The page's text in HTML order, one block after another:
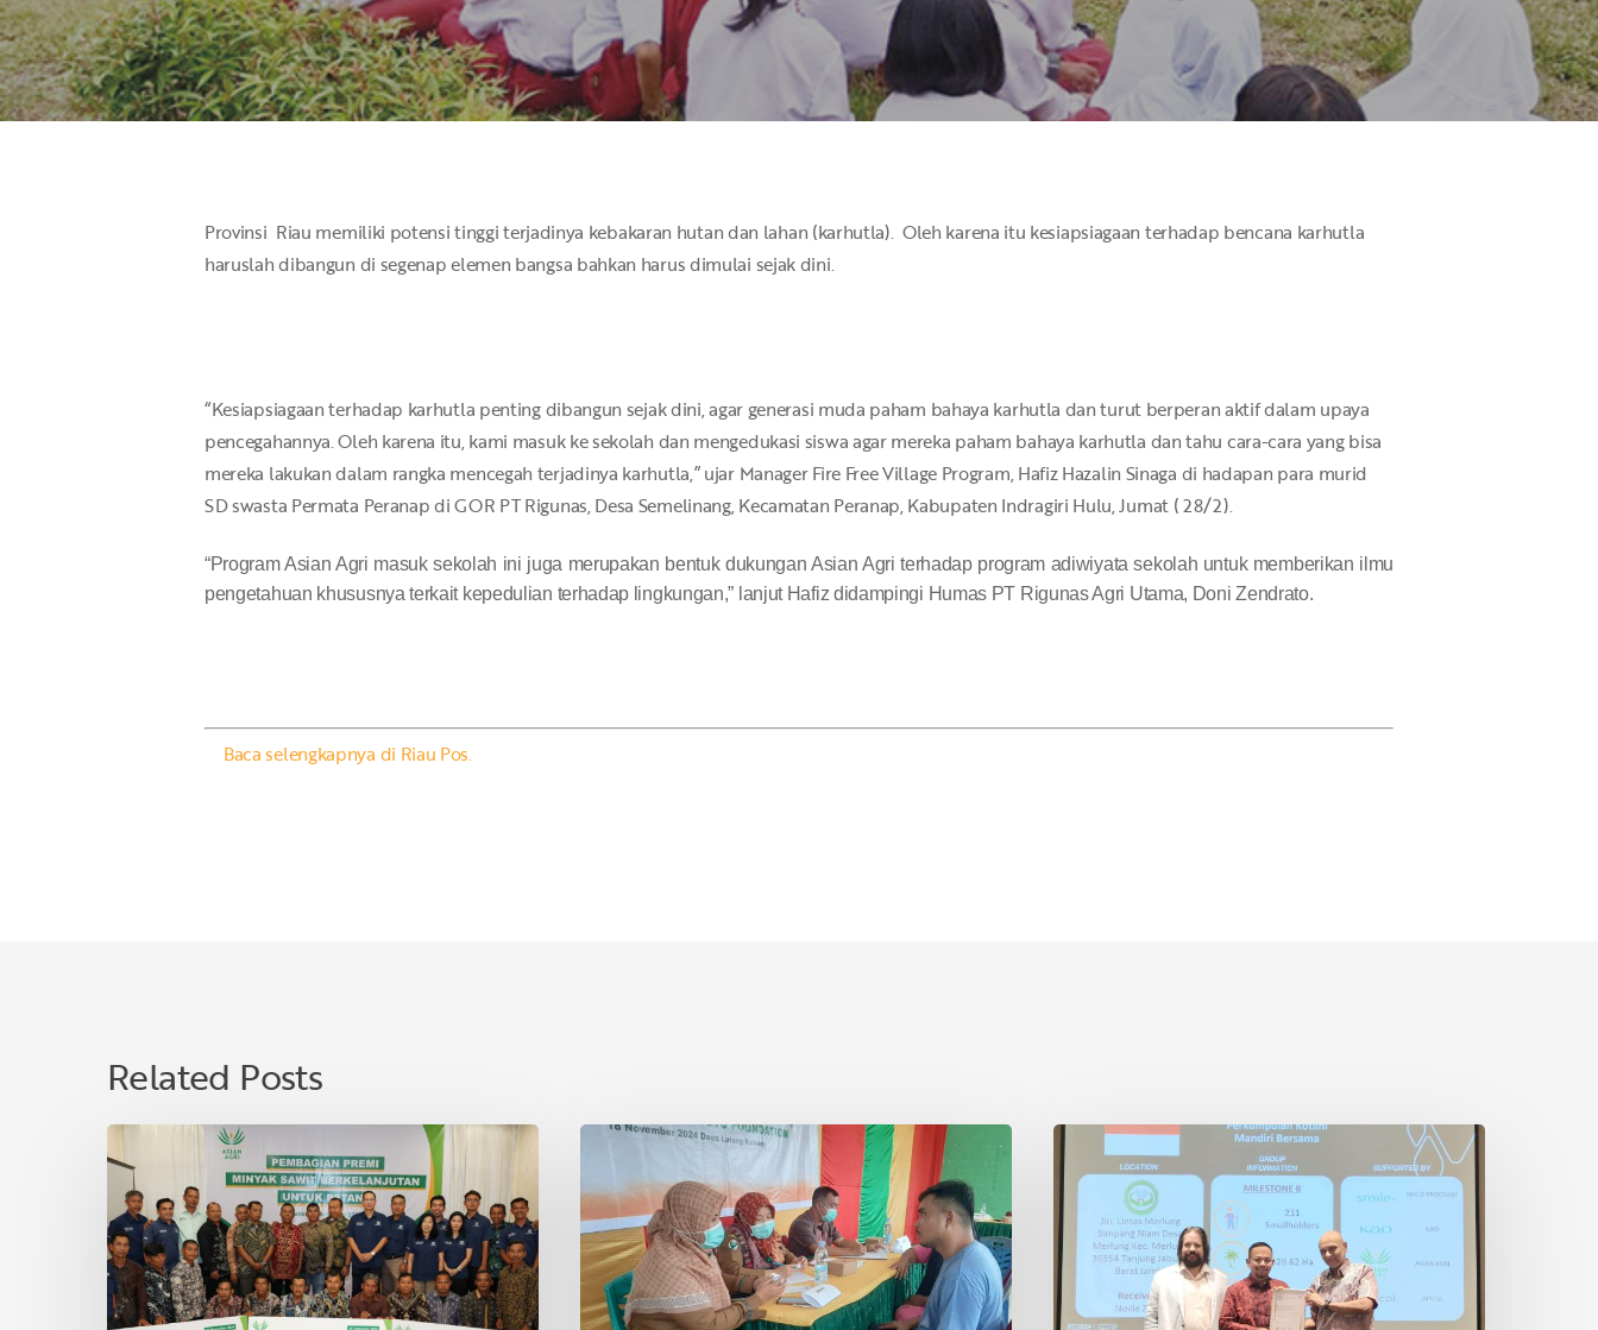
Hit enter to search or ESC to close
Provinsi Riau memiliki potensi tinggi terjadinya kebakaran hutan dan lahan (karhutla). Oleh karena itu kesiapsiagaan terhadap bencana karhutla
haruslah dibangun di segenap elemen bangsa bahkan harus dimulai sejak dini.
“Kesiapsiagaan terhadap karhutla penting dibangun sejak dini, agar generasi muda paham bahaya karhutla dan turut berperan aktif dalam upaya
pencegahannya. Oleh karena itu, kami masuk ke sekolah dan mengedukasi siswa agar mereka paham bahaya karhutla dan tahu cara-cara yang bisa
mereka lakukan dalam rangka mencegah terjadinya karhutla,” ujar Manager Fire Free Village Program, Hafiz Hazalin Sinaga di hadapan para murid
SD swasta Permata Peranap di GOR PT Rigunas, Desa Semelinang, Kecamatan Peranap, Kabupaten Indragiri Hulu, Jumat ( 28/2).
“Program Asian Agri masuk sekolah ini juga merupakan bentuk dukungan Asian Agri terhadap program adiwiyata sekolah untuk memberikan ilmu
pengetahuan khususnya terkait kepedulian terhadap lingkungan,” lanjut Hafiz didampingi Humas PT Rigunas Agri Utama, Doni Zendrato.
Baca selengkapnya di Riau Pos.
Related Posts
Asian
Agri
Bagikan
Premi
Minyak
Sawit
Lestari
Asian
&
Tanoto
Foundation
Gelar
Sehat
Petani
Swadaya
Indonesia
Raih
Sertifikasi
RSPO
di